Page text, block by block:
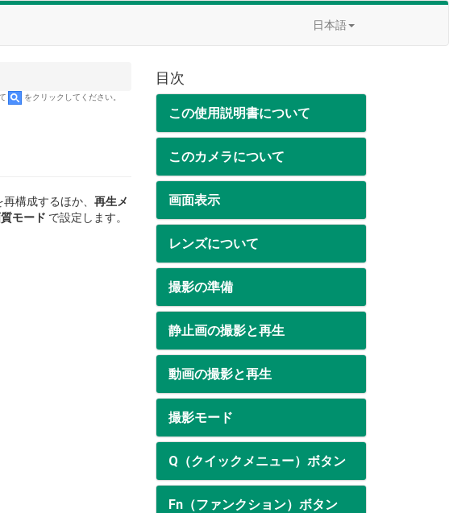
日本語
をクリックしてください。
構成するほか、 再生メ
モード で設定します。
目次
この使用説明書について
このカメラについて
画面表示
レンズについて
撮影の準備
静止画の撮影と再生
動画の撮影と再生
撮影モード
Q（クイックメニュー）ボタン
Fn（ファンクション）ボタン